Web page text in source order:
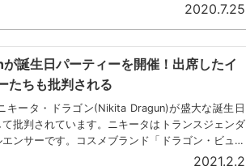
2020.7.25
誕生日パーティーを開催！出席したイ
たちも批判される
キータ・ドラゴン(Nikita Dragun)が盛大な誕生日
批判されています。ニキータはトランスジェンダ
ンサーです。コスメブランド「ドラゴン・ビュー
2021.2.2